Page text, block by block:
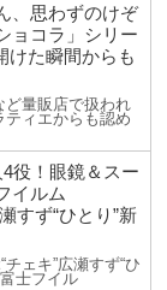
、思わずのけぞ
ョコラ」シリー
けた瞬間からも
ど量販店で扱われ
ティエからも認め
役！眼鏡＆スー
イルム
すず“ひとり”新
ェキ”広瀬すず“ひ
士フイル